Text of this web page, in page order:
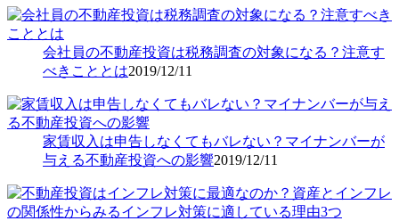
会社員の不動産投資は税務調査の対象になる？注意す
べきこととは2019/12/11
家賃収入は申告しなくてもバレない？マイナンバーが
与える不動産投資への影響2019/12/11